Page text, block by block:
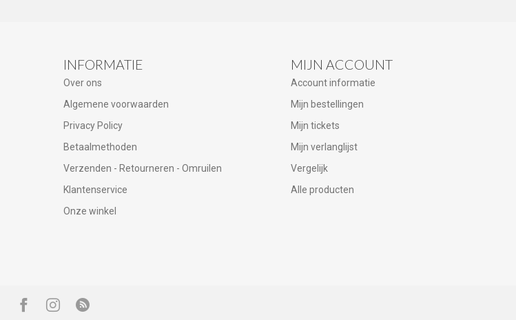
INFORMATIE
Over ons
Algemene voorwaarden
Privacy Policy
Betaalmethoden
Verzenden - Retourneren - Omruilen
Klantenservice
Onze winkel
MIJN ACCOUNT
Account informatie
Mijn bestellingen
Mijn tickets
Mijn verlanglijst
Vergelijk
Alle producten